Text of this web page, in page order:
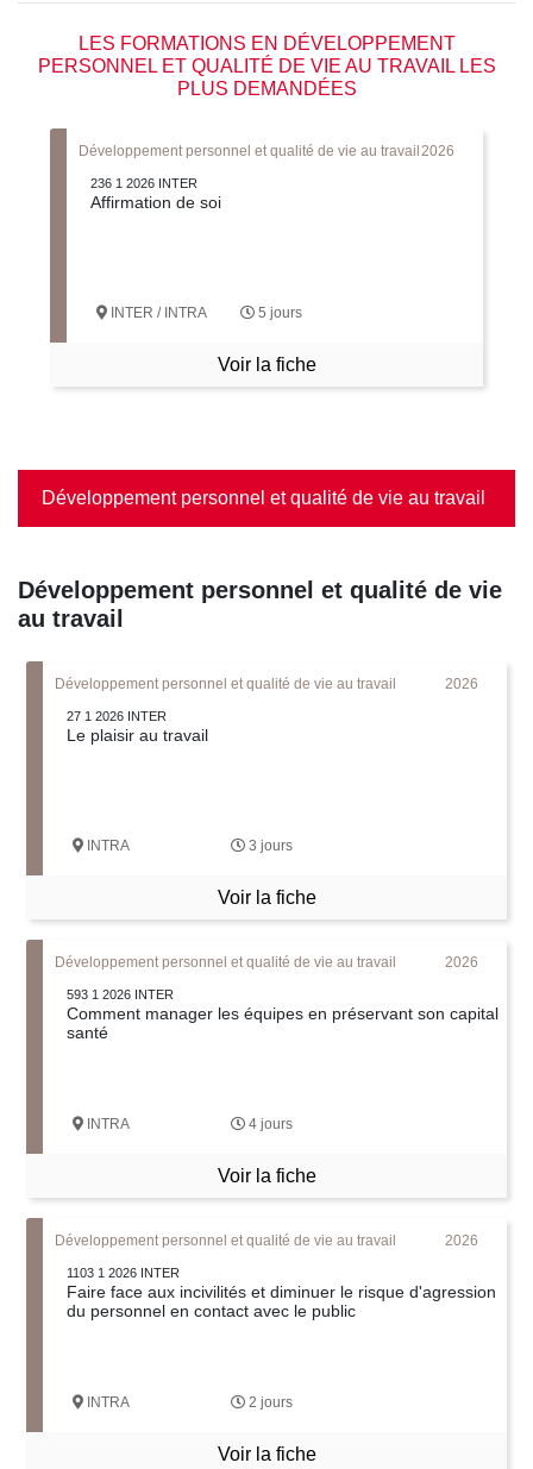
LES FORMATIONS EN DÉVELOPPEMENT
PERSONNEL ET QUALITÉ DE VIE AU TRAVAIL LES
PLUS DEMANDÉES
Développement personnel et qualité de vie au travail 2026
236 1 2026 INTER
Affirmation de soi
INTER / INTRA 5 jours
Voir la fiche
Développement personnel et qualité de vie au travail
Développement personnel et qualité de vie
au travail
Développement personnel et qualité de vie au travail 2026
27 1 2026 INTER
Le plaisir au travail
INTRA 3 jours
Voir la fiche
Développement personnel et qualité de vie au travail 2026
593 1 2026 INTER
Comment manager les équipes en préservant son capital
santé
INTRA 4 jours
Voir la fiche
Développement personnel et qualité de vie au travail 2026
1103 1 2026 INTER
Faire face aux incivilités et diminuer le risque d'agression
du personnel en contact avec le public
INTRA 2 jours
Voir la fiche